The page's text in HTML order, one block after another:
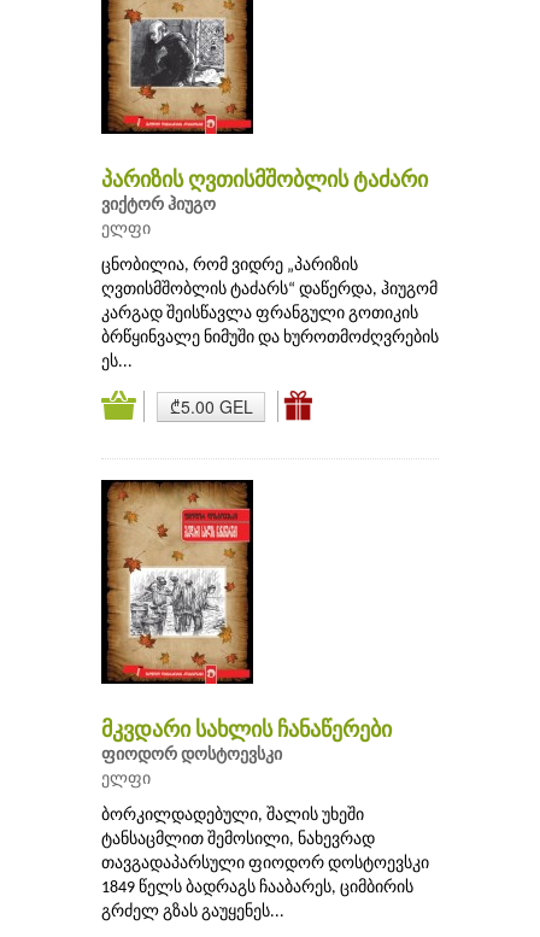
პარიზის ღვთისმშობლის ტაძარი
ვიქტორ ჰიუგო
ელფი
ცნობილია, რომ ვიდრე „პარიზის
ღვთისმშობლის ტაძარს“ დაწერდა, ჰიუგომ
კარგად შეისწავლა ფრანგული გოთიკის
ბრწყინვალე ნიმუში და ხუროთმოძღვრების
ეს...
₾5.00 GEL
მკვდარი სახლის ჩანაწერები
ფიოდორ დოსტოევსკი
ელფი
ბორკილდადებული, შალის უხეში
ტანსაცმლით შემოსილი, ნახევრად
თავგადაპარსული ფიოდორ დოსტოევსკი
1849 წელს ბადრაგს ჩააბარეს, ციმბირის
გრძელ გზას გაუყენეს...